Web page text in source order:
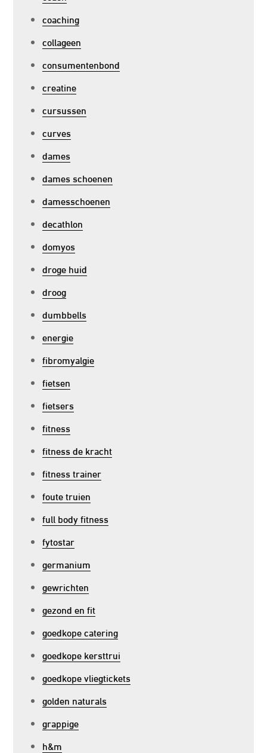
coaching
collageen
consumentenbond
creatine
cursussen
curves
dames
dames schoenen
damesschoenen
decathlon
domyos
droge huid
droog
dumbbells
energie
fibromyalgie
fietsen
fietsers
fitness
fitness de kracht
fitness trainer
foute truien
full body fitness
fytostar
germanium
gewrichten
gezond en fit
goedkope catering
goedkope kersttrui
goedkope vliegtickets
golden naturals
grappige
h&m